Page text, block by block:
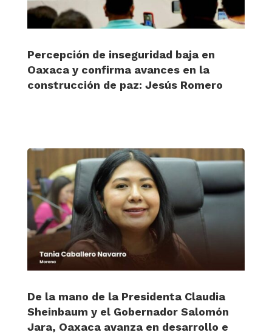
Percepción de inseguridad baja en
Oaxaca y confirma avances en la
construcción de paz: Jesús Romero
De la mano de la Presidenta Claudia
Sheinbaum y el Gobernador Salomón
Jara, Oaxaca avanza en desarrollo e